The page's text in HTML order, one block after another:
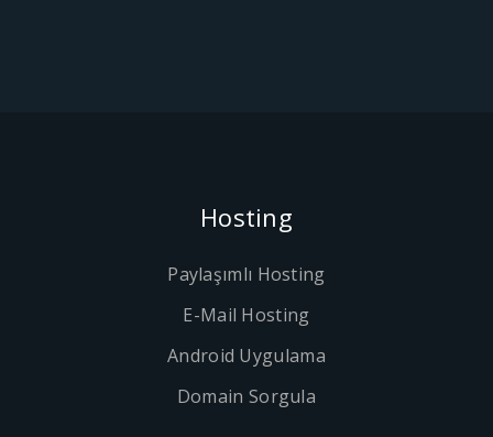
Hosting
Paylaşımlı Hosting
E-Mail Hosting
Android Uygulama
Domain Sorgula